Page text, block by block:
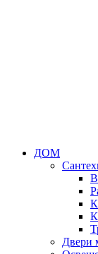
ДОМ
Двери